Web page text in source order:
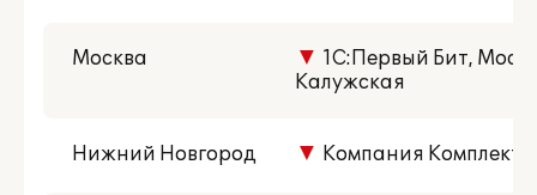
Москва ▼ 1С:Первый Бит,
Калужская
Нижний Новгород ▼ Компания